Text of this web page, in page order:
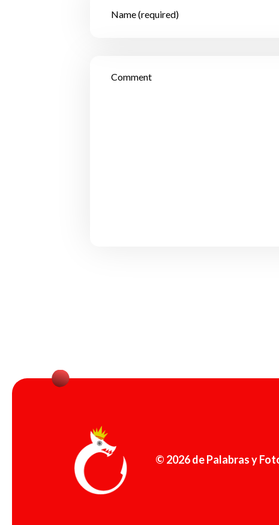
© 2026 de Palabras y